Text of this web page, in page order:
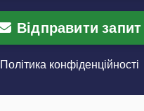
Відправити запит
Політика конфіденційності